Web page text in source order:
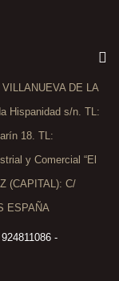
DE LA
Hispanidad s/n. TL:
18. TL:
y Comercial “El
(CAPITAL): C/
ESPAÑA
-